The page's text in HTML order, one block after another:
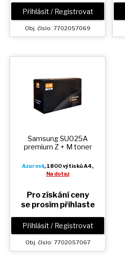
Přihlásit / Registrovat
Obj. číslo: 7702057069
Samsung SU025A
premium Z + M toner
Azurová, 1800 výtisků A4,
Na dotaz
Pro získání ceny
se prosím přihlaste
Přihlásit / Registrovat
Obj. číslo: 7702057067